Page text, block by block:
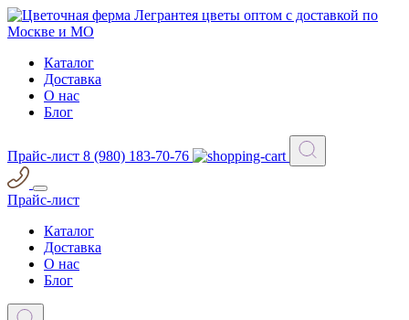
Каталог
Доставка
О нас
Блог
Прайс-лист 8 (980) 183-70-76
Прайс-лист
Каталог
Доставка
О нас
Блог